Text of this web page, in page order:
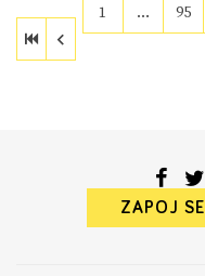
1 … 95
ZAPOJ SE